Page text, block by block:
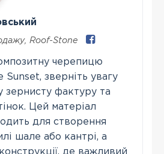
, Roof-Stone
черепицю
Sunset, зверніть увагу
зернисту фактуру та
Цей матеріал
для створення
шале або кантрі, а
де важливий